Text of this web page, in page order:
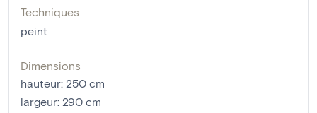
Techniques
peint
Dimensions
hauteur: 250 cm
largeur: 290 cm